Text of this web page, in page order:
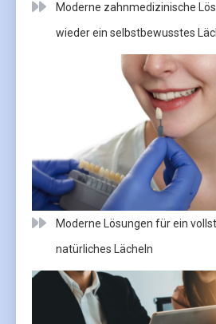
Moderne zahnmedizinische
wieder ein selbstbewusstes
Moderne Lösungen für ein
natürliches Lächeln